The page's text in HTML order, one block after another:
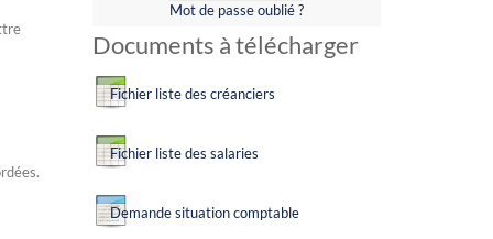
Mot de passe oublié ?
Documents à télécharger
Fichier liste des créanciers
Fichier liste des salaries
Demande situation comptable